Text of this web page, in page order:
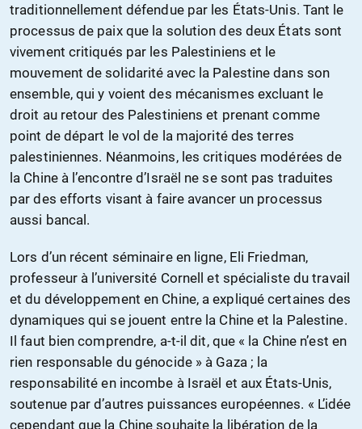
traditionnellement défendue par les États-Unis. Tant le
processus de paix que la solution des deux États sont
vivement critiqués par les Palestiniens et le
mouvement de solidarité avec la Palestine dans son
ensemble, qui y voient des mécanismes excluant le
droit au retour des Palestiniens et prenant comme
point de départ le vol de la majorité des terres
palestiniennes. Néanmoins, les critiques modérées de
la Chine à l’encontre d’Israël ne se sont pas traduites
par des efforts visant à faire avancer un processus
aussi bancal.
Lors d’un récent séminaire en ligne, Eli Friedman,
professeur à l’université Cornell et spécialiste du travail
et du développement en Chine, a expliqué certaines des
dynamiques qui se jouent entre la Chine et la Palestine.
Il faut bien comprendre, a-t-il dit, que « la Chine n’est en
rien responsable du génocide » à Gaza ; la
responsabilité en incombe à Israël et aux États-Unis,
soutenue par d’autres puissances européennes. « L’idée
cependant que la Chine souhaite la libération de la